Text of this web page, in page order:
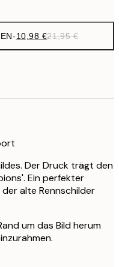
-10,98 €21,95 €
Der Druck trägt den
Ein perfekter
alte Rennschilder
um das Bild herum